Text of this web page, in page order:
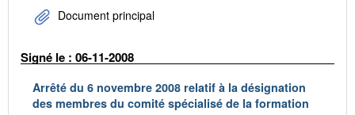
Document principal
Signé le : 06-11-2008
Arrêté du 6 novembre 2008 relatif à la désignation
des membres du comité spécialisé de la formation